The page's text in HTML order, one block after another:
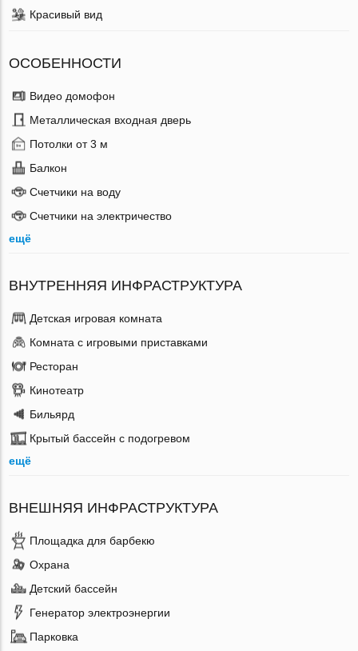
Красивый вид
ОСОБЕННОСТИ
Видео домофон
Металлическая входная дверь
Потолки от 3 м
Балкон
Счетчики на воду
Счетчики на электричество
ещё
ВНУТРЕННЯЯ ИНФРАСТРУКТУРА
Детская игровая комната
Комната с игровыми приставками
Ресторан
Кинотеатр
Бильярд
Крытый бассейн с подогревом
ещё
ВНЕШНЯЯ ИНФРАСТРУКТУРА
Площадка для барбекю
Охрана
Детский бассейн
Генератор электроэнергии
Парковка